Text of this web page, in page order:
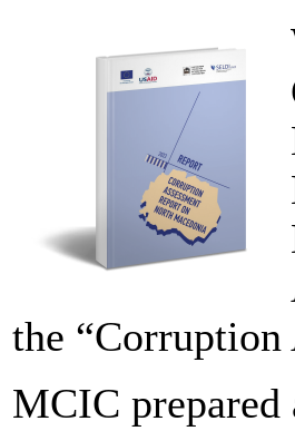
the “Corruption
MCIC prepared